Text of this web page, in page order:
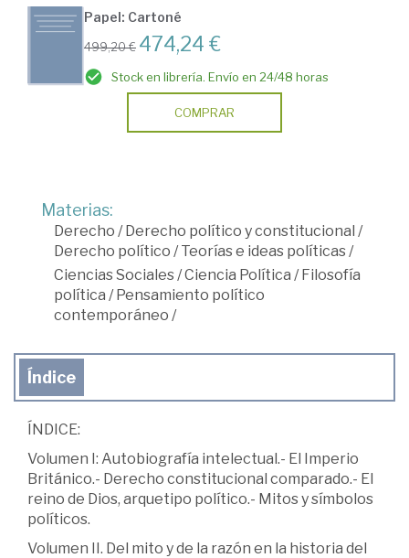
Papel: Cartoné
499,20 € 474,24 €
Stock en librería. Envío en 24/48 horas
COMPRAR
Materias:
Derecho /Derecho político y constitucional /
Derecho político /Teorías e ideas políticas /
Ciencias Sociales /Ciencia Política /Filosofía
política /Pensamiento político
contemporáneo /
Índice
ÍNDICE:
Volumen I: Autobiografía intelectual.- El Imperio
Británico.- Derecho constitucional comparado.- El
reino de Dios, arquetipo político.- Mitos y símbolos
políticos.
Volumen II. Del mito y de la razón en la historia del